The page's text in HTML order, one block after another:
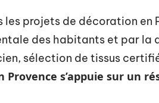
projets de décoration en
des habitants et par la
sélection de tissus
s’appuie sur un